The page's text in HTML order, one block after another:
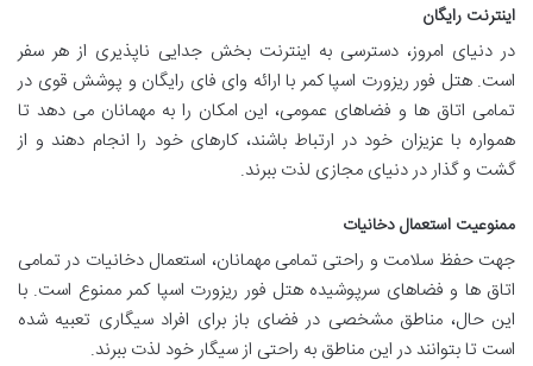
اینترنت رایگان
در دنیای امروز، دسترسی به اینترنت بخش جدایی ناپذیری از هر سفر
است. هتل فور ریزورت اسپا کمر با ارائه وای فای رایگان و پوشش قوی در
تمامی اتاق ها و فضاهای عمومی، این امکان را به مهمانان می دهد تا
همواره با عزیزان خود در ارتباط باشند، کارهای خود را انجام دهند و از
گشت و گذار در دنیای مجازی لذت ببرند.
ممنوعیت استعمال دخانیات
جهت حفظ سلامت و راحتی تمامی مهمانان، استعمال دخانیات در تمامی
اتاق ها و فضاهای سرپوشیده هتل فور ریزورت اسپا کمر ممنوع است. با
این حال، مناطق مشخصی در فضای باز برای افراد سیگاری تعبیه شده
است تا بتوانند در این مناطق به راحتی از سیگار خود لذت ببرند.